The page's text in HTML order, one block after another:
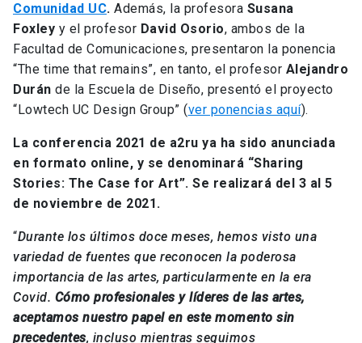
Comunidad UC. Además, la profesora Susana
Foxley y el profesor David Osorio, ambos de la
Facultad de Comunicaciones, presentaron la ponencia
“The time that remains”, en tanto, el profesor Alejandro
Durán de la Escuela de Diseño, presentó el proyecto
“Lowtech UC Design Group” (ver ponencias aquí).
La conferencia 2021 de a2ru ya ha sido anunciada
en formato online, y se denominará “Sharing
Stories: The Case for Art”. Se realizará del 3 al 5
de noviembre de 2021.
“Durante los últimos doce meses, hemos visto una
variedad de fuentes que reconocen la poderosa
importancia de las artes, particularmente en la era
Covid. Cómo profesionales y líderes de las artes,
aceptamos nuestro papel en este momento sin
precedentes, incluso mientras seguimos